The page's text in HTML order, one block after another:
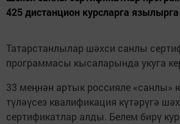
425 дистанцион курсларга
Татарстанлылар шәхси санлы
программасы кысаларында укуга
33 меңнән артык россияле «санлы»
түләүсез квалификация күтәрүгә
сертификатлар алды. Белем бирү